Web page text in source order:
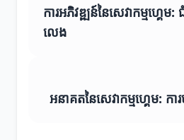
ការអភិវឌ្ឍន៍នៃសេវាកម្មហ្គេម
លេង
អនាគតនៃសេវាកម្មហ្គេម: ក